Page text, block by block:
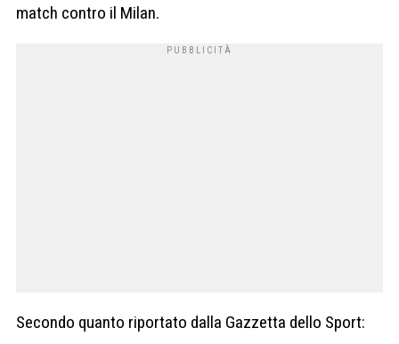
match contro il Milan.
Secondo quanto riportato dalla Gazzetta dello Sport: